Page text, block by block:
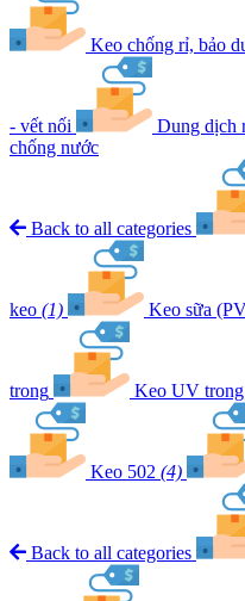
Keo chống rỉ, bảo
- vết nối Dung dịch
chống nước
Back to all categories
keo (1) Keo sữa
trong Keo UV trong
Keo 502 (4)
Back to all categories